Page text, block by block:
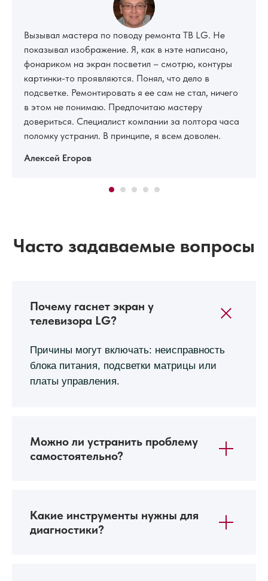
Вызывал мастера по поводу ремонта ТВ LG. Не
показывал изображение. Я, как в нэте написано,
фонариком на экран посветил – смотрю, контуры
картинки-то проявляются. Понял, что дело в
подсветке. Ремонтировать я ее сам не стал, ничего
в этом не понимаю. Предпочитаю мастеру
довериться. Специалист компании за полтора часа
поломку устранил. В принципе, я всем доволен.
Алексей Егоров
Часто задаваемые вопросы
Почему гаснет экран у
телевизора LG?
Причины могут включать: неисправность
блока питания, подсветки матрицы или
платы управления.
Можно ли устранить проблему
самостоятельно?
Какие инструменты нужны для
диагностики?